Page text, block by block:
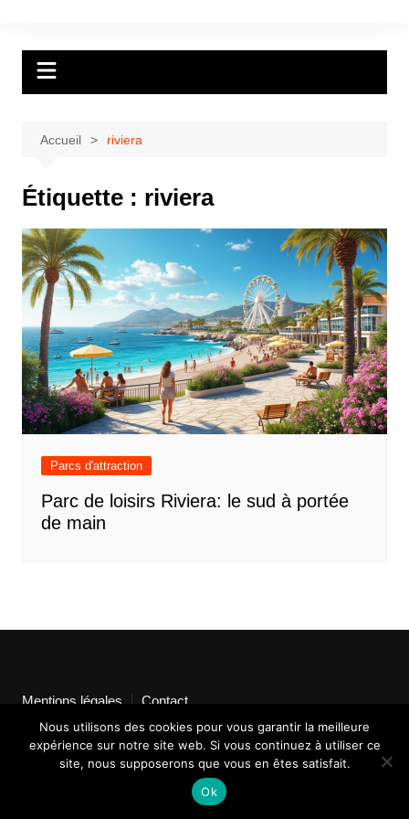
Accueil riviera
Étiquette : riviera
Parcs d'attraction
Parc de loisirs Riviera: le sud à portée
de main
Mentions légales Contact
Nous utilisons des cookies pour vous garantir la meilleure
expérience sur notre site web. Si vous continuez à utiliser ce
site, nous supposerons que vous en êtes satisfait.
Ok